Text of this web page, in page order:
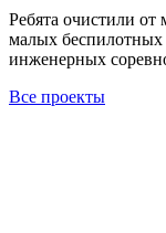
Ребята очистили
малых беспилотных
инженерных
Все проекты